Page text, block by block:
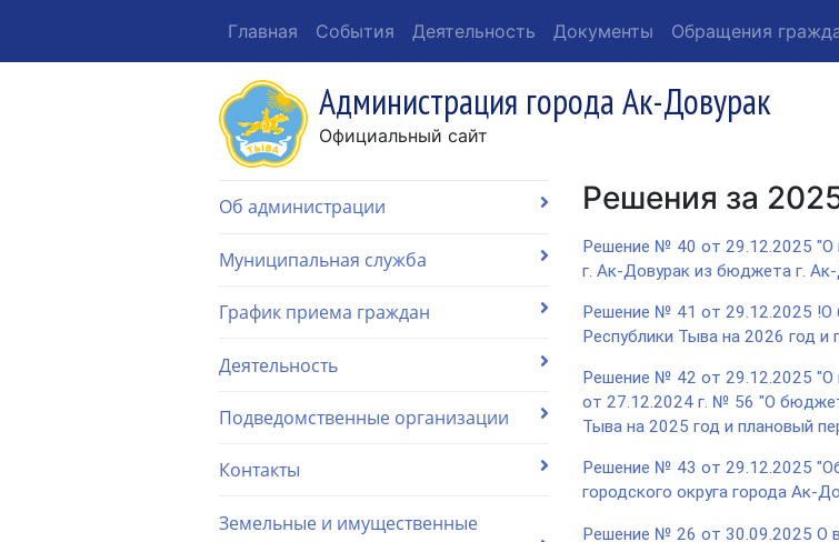
Главная События Деятельность Документы Обращения
Администрация города Ак-Довурак
Официальный сайт
Об администрации
Муниципальная служба
График приема граждан
Деятельность
Подведомственные организации
Контакты
Земельные и имущественные
Решения за
Решение № 40 от 29.12.2025 "О
г. Ак-Довурак из бюджета г.
Решение № 41 от 29.12.2025 !О
Республики Тыва на 2026 год и
Решение № 42 от 29.12.2025 "О
от 27.12.2024 г. № 56 "О
Тыва на 2025 год и плановый
Решение № 43 от 29.12.2025
городского округа города Ак-
Решение № 26 от 30.09.2025 О